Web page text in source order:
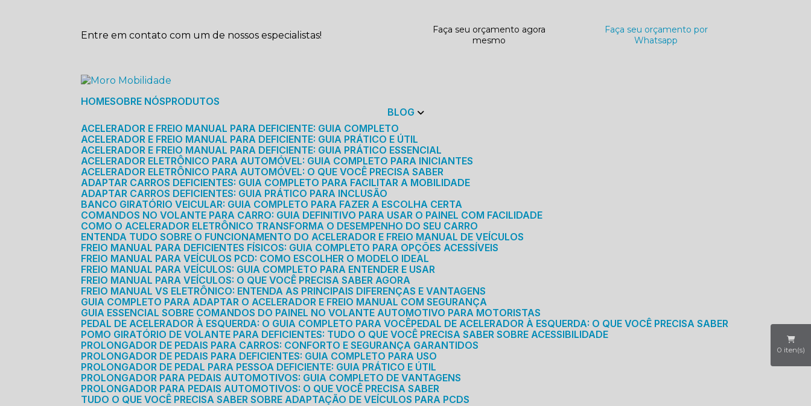
Entre em contato com um de nossos especialistas!
Faça seu orçamento agora
mesmo
Faça seu orçamento por
Whatsapp
HOME SOBRE NÓS PRODUTOS
BLOG
ACELERADOR E FREIO MANUAL PARA DEFICIENTE: GUIA COMPLETO
ACELERADOR E FREIO MANUAL PARA DEFICIENTE: GUIA PRÁTICO E ÚTIL
ACELERADOR E FREIO MANUAL PARA DEFICIENTE: GUIA PRÁTICO ESSENCIAL
ACELERADOR ELETRÔNICO PARA AUTOMÓVEL: GUIA COMPLETO PARA INICIANTES
ACELERADOR ELETRÔNICO PARA AUTOMÓVEL: O QUE VOCÊ PRECISA SABER
ADAPTAR CARROS DEFICIENTES: GUIA COMPLETO PARA FACILITAR A MOBILIDADE
ADAPTAR CARROS DEFICIENTES: GUIA PRÁTICO PARA INCLUSÃO
BANCO GIRATÓRIO VEICULAR: GUIA COMPLETO PARA FAZER A ESCOLHA CERTA
COMANDOS NO VOLANTE PARA CARRO: GUIA DEFINITIVO PARA USAR O PAINEL COM FACILIDADE
COMO O ACELERADOR ELETRÔNICO TRANSFORMA O DESEMPENHO DO SEU CARRO
ENTENDA TUDO SOBRE O FUNCIONAMENTO DO ACELERADOR E FREIO MANUAL DE VEÍCULOS
FREIO MANUAL PARA DEFICIENTES FÍSICOS: GUIA COMPLETO PARA OPÇÕES ACESSÍVEIS
FREIO MANUAL PARA VEÍCULOS PCD: COMO ESCOLHER O MODELO IDEAL
FREIO MANUAL PARA VEÍCULOS: GUIA COMPLETO PARA ENTENDER E USAR
FREIO MANUAL PARA VEÍCULOS: O QUE VOCÊ PRECISA SABER AGORA
FREIO MANUAL VS ELETRÔNICO: ENTENDA AS PRINCIPAIS DIFERENÇAS E VANTAGENS
GUIA COMPLETO PARA ADAPTAR O ACELERADOR E FREIO MANUAL COM SEGURANÇA
GUIA ESSENCIAL SOBRE COMANDOS DO PAINEL NO VOLANTE AUTOMOTIVO PARA MOTORISTAS
PEDAL DE ACELERADOR À ESQUERDA: O GUIA COMPLETO PARA VOCÊ PEDAL DE ACELERADOR À ESQUERDA: O QUE VOCÊ PRECISA SABER
POMO GIRATÓRIO DE VOLANTE PARA DEFICIENTES: TUDO O QUE VOCÊ PRECISA SABER SOBRE ACESSIBILIDADE
PROLONGADOR DE PEDAIS PARA CARROS: CONFORTO E SEGURANÇA GARANTIDOS
PROLONGADOR DE PEDAIS PARA DEFICIENTES: GUIA COMPLETO PARA USO
PROLONGADOR DE PEDAL PARA PESSOA DEFICIENTE: GUIA PRÁTICO E ÚTIL
PROLONGADOR PARA PEDAIS AUTOMOTIVOS: GUIA COMPLETO DE VANTAGENS
PROLONGADOR PARA PEDAIS AUTOMOTIVOS: O QUE VOCÊ PRECISA SABER
TUDO O QUE VOCÊ PRECISA SABER SOBRE ADAPTAÇÃO DE VEÍCULOS PARA PCDS
0 iten(s)